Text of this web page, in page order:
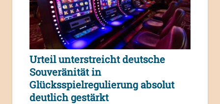
Urteil unterstreicht deutsche
Souveränität in
Glücksspielregulierung absolut
deutlich gestärkt